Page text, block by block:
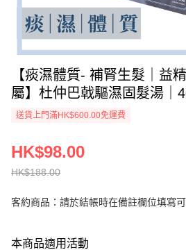
【痰濕體質- 補腎生髮｜益
屬】杜仲巴戟驅濕固髮湯｜
送貨上門滿HK$600.00免運費
HK$188.00
HK$98.00
客約商品：請於結帳時在備註欄位填寫
本商品適用活動